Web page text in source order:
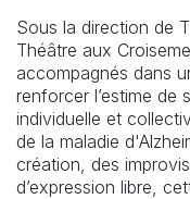
Sous la direction de
Théâtre aux
accompagnés dans
renforcer l’estime de
individuelle et
de la maladie
création, des
d’expression libre,